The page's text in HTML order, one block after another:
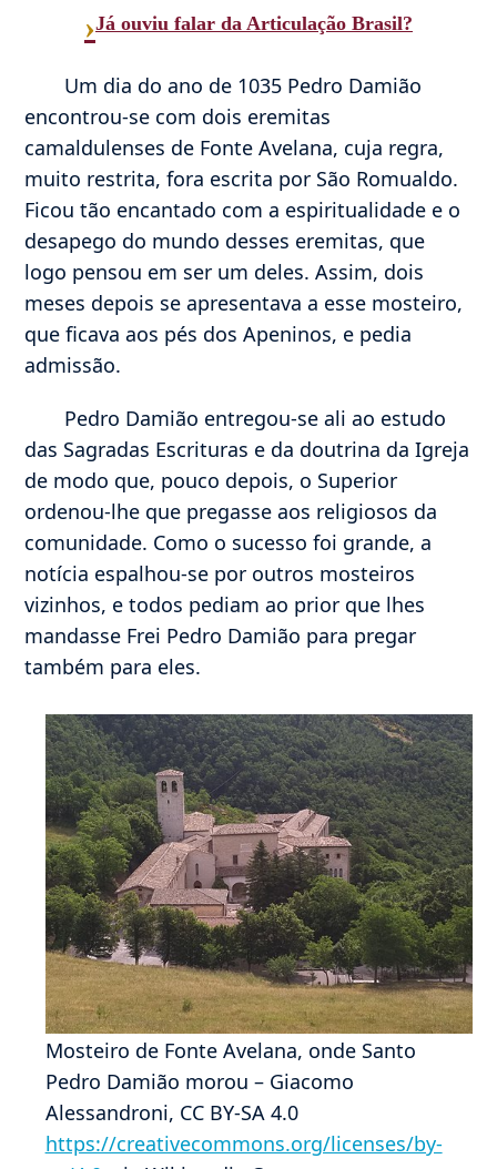
›Já ouviu falar da Articulação Brasil?
Um dia do ano de 1035 Pedro Damião
encontrou-se com dois eremitas
camaldulenses de Fonte Avelana, cuja regra,
muito restrita, fora escrita por São Romualdo.
Ficou tão encantado com a espiritualidade e o
desapego do mundo desses eremitas, que
logo pensou em ser um deles. Assim, dois
meses depois se apresentava a esse mosteiro,
que ficava aos pés dos Apeninos, e pedia
admissão.
Pedro Damião entregou-se ali ao estudo
das Sagradas Escrituras e da doutrina da Igreja
de modo que, pouco depois, o Superior
ordenou-lhe que pregasse aos religiosos da
comunidade. Como o sucesso foi grande, a
notícia espalhou-se por outros mosteiros
vizinhos, e todos pediam ao prior que lhes
mandasse Frei Pedro Damião para pregar
também para eles.
Mosteiro de Fonte Avelana, onde Santo
Pedro Damião morou – Giacomo
Alessandroni, CC BY-SA 4.0
https://creativecommons.org/licenses/by-